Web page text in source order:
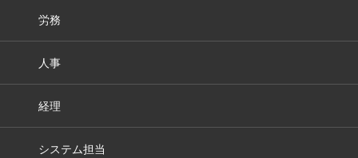
労務
人事
経理
システム担当